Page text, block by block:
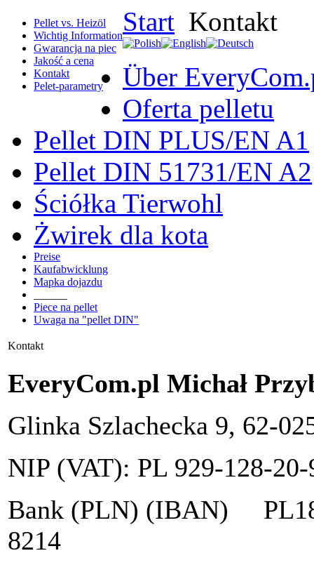
Pellet vs. Heizöl
Wichtig Information
Gwarancja na piec
Jakość a cena
Kontakt
Pelet-parametry
Start Kontakt
Über
Oferta pelletu
Pellet DIN PLUS/EN A1
Pellet DIN 51731/EN A2
Ściółka Tierwohl
Żwirek dla kota
Preise
Kaufabwicklung
Mapka dojazdu
Piece na pellet
Uwaga na "pellet DIN"
Kontakt
EveryCom.pl Michał
Glinka Szlachecka 9, 62-
NIP (VAT): PL 929-128-20-
Bank (PLN) (IBAN) PL18
8214